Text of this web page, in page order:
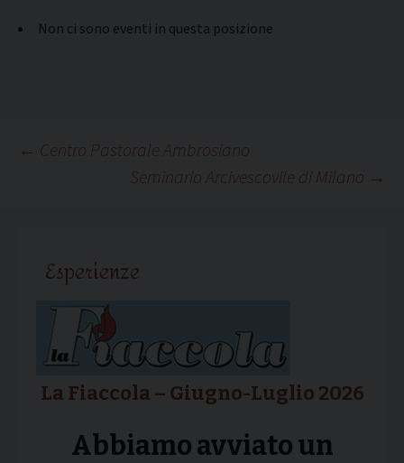
Non ci sono eventi in questa posizione
Navigazione
← Centro Pastorale Ambrosiano
Seminario Arcivescovile di Milano →
Esperienze
La Fiaccola – Giugno-Luglio 2026
Abbiamo avviato un